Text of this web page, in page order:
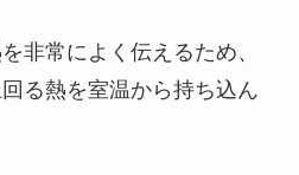
非常によく伝えるため、
る熱を室温から持ち込ん